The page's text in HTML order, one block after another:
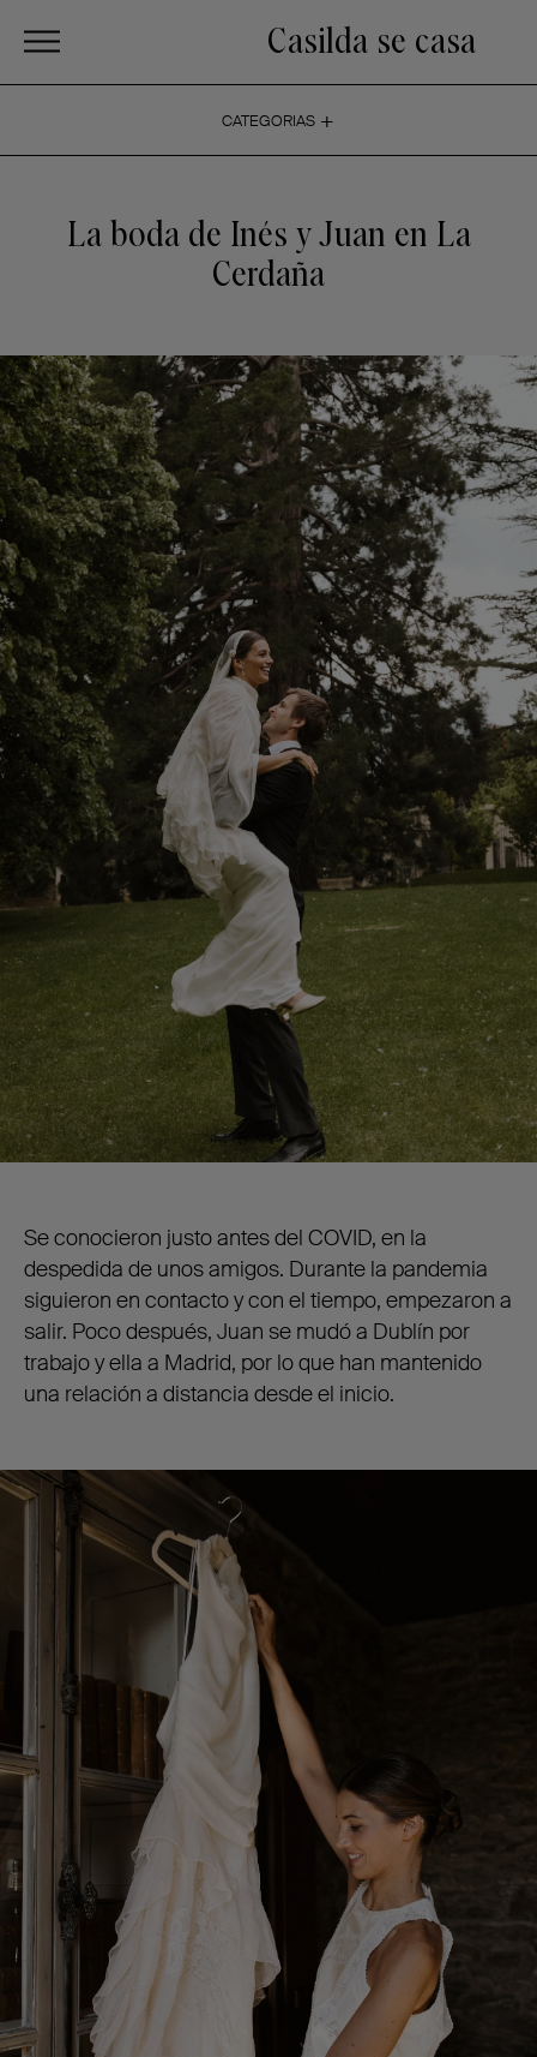
Casilda se casa
CATEGORIAS +
La boda de Inés y Juan en La
Cerdaña
Se conocieron justo antes del COVID, en la
despedida de unos amigos. Durante la pandemia
siguieron en contacto y con el tiempo, empezaron a
salir. Poco después, Juan se mudó a Dublín por
trabajo y ella a Madrid, por lo que han mantenido
una relación a distancia desde el inicio.